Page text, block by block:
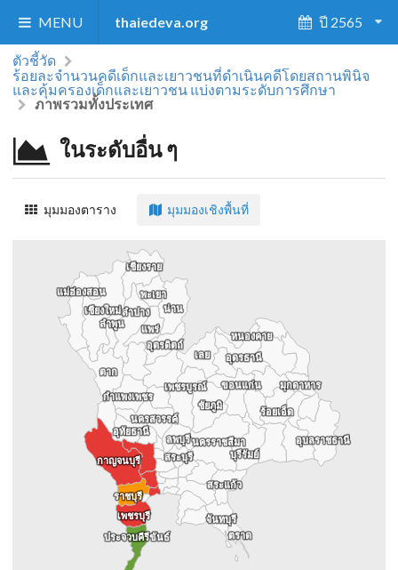
MENU thaiedeva.org ปี 2565
ตัวชี้วัด
ร้อยละจำนวนคดีเด็กและเยาวชนที่ดำเนินคดีโดยสถานพินิจ
และคุ้มครองเด็กและเยาวชน แบ่งตามระดับการศึกษา
ภาพรวมทั้งประเทศ
ในระดับอื่น ๆ
มุมมองตาราง มุมมองเชิงพื้นที่
กาญจนบุรี
กาญจนบุรี
ประจวบคีรีขันธ์
ประจวบคีรีขันธ์
เพชรบุรี
เพชรบุรี
ราชบุรี
ราชบุรี
แพร่
แพร่
จันทบุรี
จันทบุรี
ตราด
ตราด
พะเยา
พะเยา
กำแพงเพชร
กำแพงเพชร
ลพบุรี
ลพบุรี
บุรีรัมย์
บุรีรัมย์
ขอนแก่น
ขอนแก่น
เพชรบูรณ์
เพชรบูรณ์
ร้อยเอ็ด
ร้อยเอ็ด
เลย
เลย
หนองคาย
หนองคาย
มุกดาหาร
มุกดาหาร
เชียงใหม่
เชียงใหม่
ลำพูน
ลำพูน
น่าน
น่าน
ลำปาง
ลำปาง
ตาก
ตาก
อุบลราชธานี
อุบลราชธานี
สระแก้ว
สระแก้ว
นครราชสีมา
นครราชสีมา
แม่ฮ่องสอน
แม่ฮ่องสอน
เชียงราย
เชียงราย
อุตรดิตถ์
อุตรดิตถ์
อุทัยธานี
อุทัยธานี
นครสวรรค์
นครสวรรค์
สระบุรี
สระบุรี
ชัยภูมิ
ชัยภูมิ
อุดรธานี
อุดรธานี